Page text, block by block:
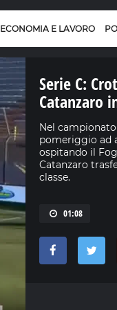
ECONOMIA E LAVORO
Serie C:
Catanzaro
Nel
pomeriggio ad
ospitando il
Catanzaro
classe.
01:08